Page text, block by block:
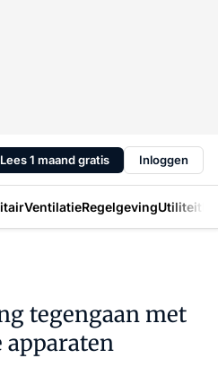
Lees 1 maand gratis Inloggen
VentilatieRegelgevingUtiliteit
tegengaan met
apparaten